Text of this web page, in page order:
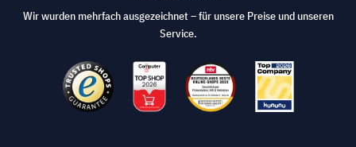
Wir wurden mehrfach ausgezeichnet – für unsere Preise und unseren
Service.